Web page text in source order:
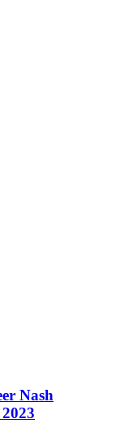
Nash